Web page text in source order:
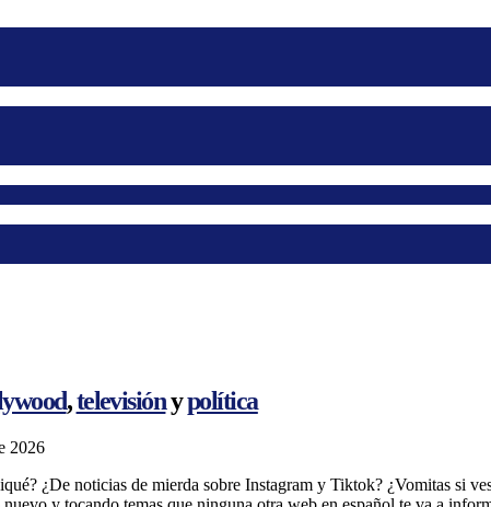
,televisiónypolítica
2026
¿De noticias de mierda sobre Instagram y Tiktok? ¿Vomitas si